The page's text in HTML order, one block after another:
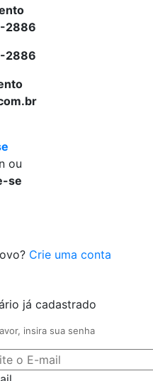
2886
2886
ou
se
Crie uma conta
já cadastrado
insira sua senha